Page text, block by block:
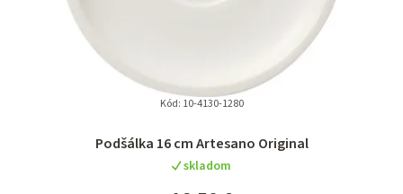
Podšálka 16 cm Artesano Original
hodnotenie
produktu
skladom
Kód: 10-4130-1280